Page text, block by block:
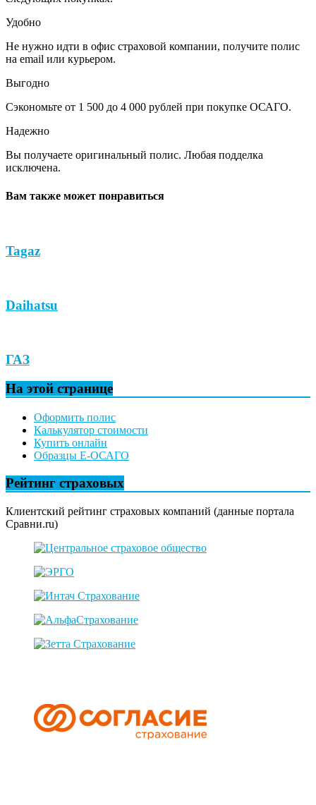
Удобно
Не нужно идти в офис страховой компании, получите полис
на email или курьером.
Выгодно
Сэкономьте от 1 500 до 4 000 рублей при покупке ОСАГО.
Надежно
Вы получаете оригинальный полис. Любая подделка
исключена.
Вам также может понравиться
Tagaz
Daihatsu
ГАЗ
На этой странице
Оформить полис
Калькулятор стоимости
Купить онлайн
Образцы Е-ОСАГО
Рейтинг страховых
Клиентский рейтинг страховых компаний (данные портала
Сравни.ru)